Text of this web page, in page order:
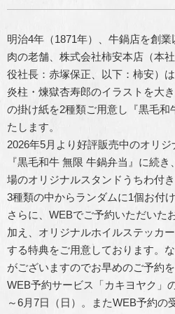
明治4年（1871年）、牛鍋店を創
肉の老舗、株式会社柿安本店（本
役社長：赤塚保正、以下：柿安）
炎柱・煉獄杏寿郎のイラストを大
の掛け紙を2種類ご用意し『黒毛和
たします。
2026年5月より好評販売中のオリ
『黒毛和牛 無限 牛鍋弁当』に続
場のオリジナルスタンドうちわ付
3種類の中からランダムに1個お付け
さらに、WEBでご予約いただいた
加え、オリジナルホイルステッカ
する特典をご用意しております。
がございますのでお早めのご予約
WEB予約サービス「カキヨヤク」
～6月7日（日）。またWEB予約の